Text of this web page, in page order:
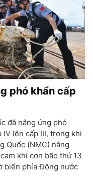
phó khẩn cấp
đã nâng ứng phó
lên cấp III, trong khi
Quốc (NMC) nâng
khi cơn bão thứ 13
biển phía Đông nước